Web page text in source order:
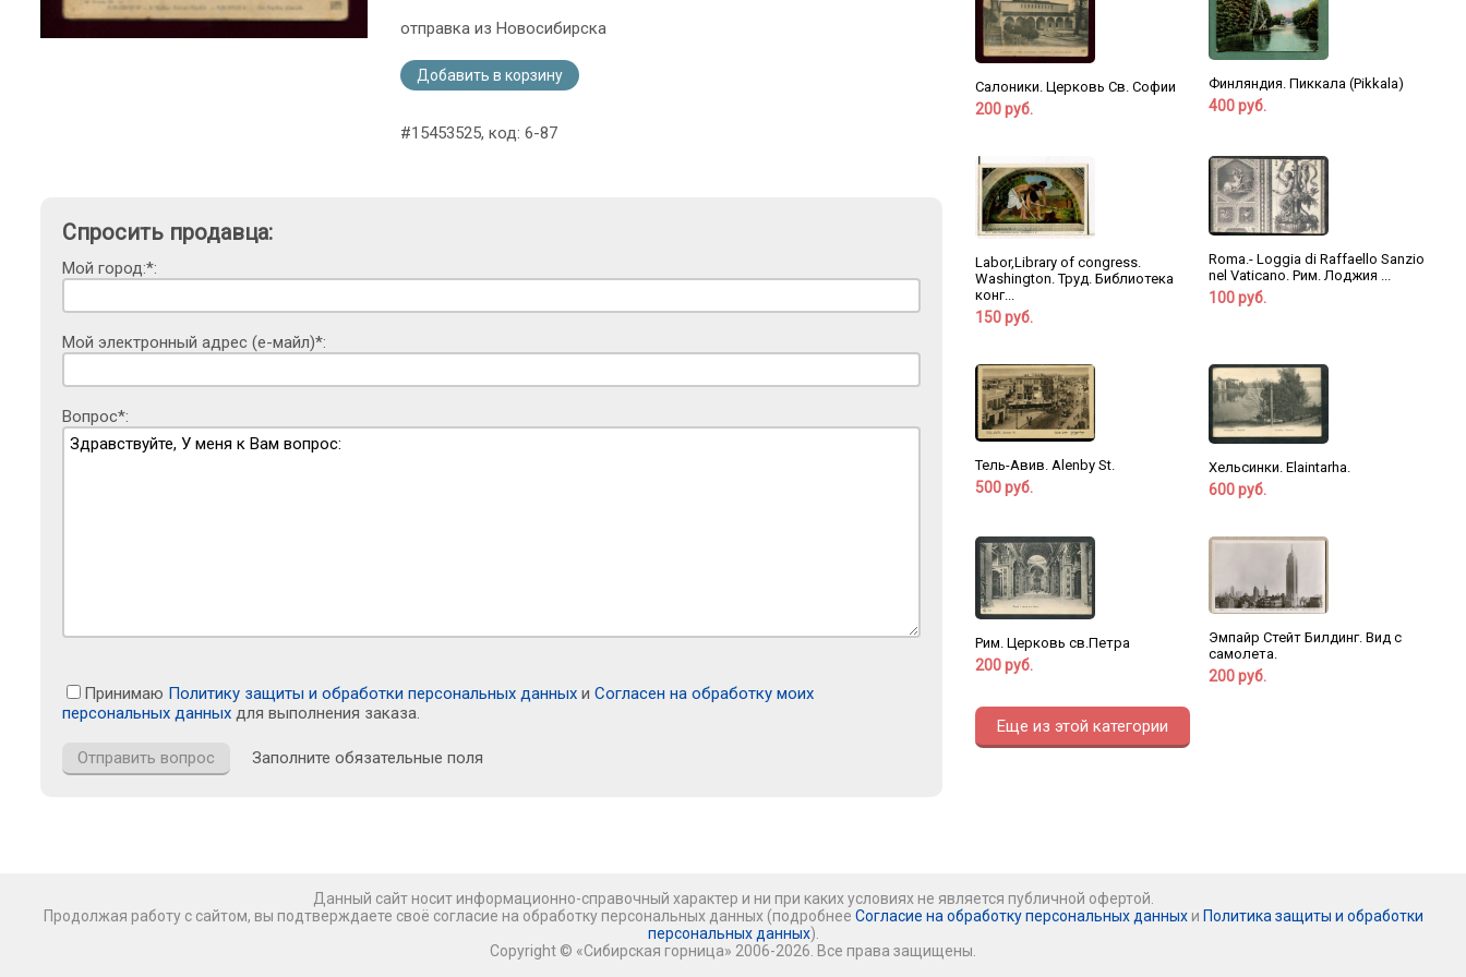
отправка из Новосибирска
Добавить в корзину
#15453525, код: 6-87
Спросить продавца:
Мой город:*:
Мой электронный адрес (е-майл)*:
Вопрос*:
Принимаю Политику защиты и обработки персональных данных и Согласен на обработку моих
персональных данных для выполнения заказа.
Заполните обязательные поля
Салоники. Церковь Св. Софии
200 руб.
Финляндия. Пиккала (Pikkala)
400 руб.
Labor,Library of congress.
Washington. Труд. Библиотека
конг...
150 руб.
Roma.- Loggia di Raffaello Sanzio
nel Vaticano. Рим. Лоджия ...
100 руб.
Тель-Авив. Alenby St.
500 руб.
Хельсинки. Elaintarha.
600 руб.
Рим. Церковь св.Петра
200 руб.
Эмпайр Стейт Билдинг. Вид с
самолета.
200 руб.
Еще из этой категории
Данный сайт носит информационно-справочный характер и ни при каких условиях не является публичной офертой.
Продолжая работу с сайтом, вы подтверждаете своё согласие на обработку персональных данных (подробнее Согласие на обработку персональных данныхи Политика защиты и обработки
персональных данных).
Copyright © «Сибирская горница» 2006-2026. Все права защищены.